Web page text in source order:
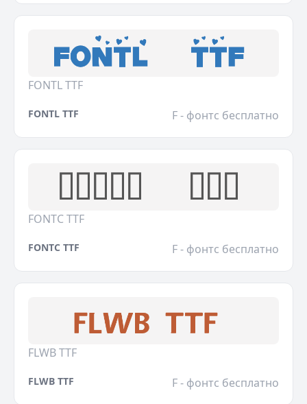
FONTL TTF
FONTL TTF F - фонтс бесплатно
FONTC TTF
FONTC TTF F - фонтс бесплатно
FLWB TTF
FLWB TTF F - фонтс бесплатно